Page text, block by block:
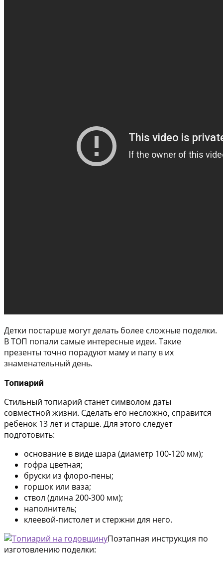
Детки постарше могут делать более сложные поделки.
В ТОП попали самые интересные идеи. Такие
презенты точно порадуют маму и папу в их
знаменательный день.
Топиарий
Стильный топиарий станет символом даты
совместной жизни. Сделать его несложно, справится
ребенок 13 лет и старше. Для этого следует
подготовить:
основание в виде шара (диаметр 100-120 мм);
гофра цветная;
бруски из флоро-пены;
горшок или ваза;
ствол (длина 200-300 мм);
наполнитель;
клеевой-пистолет и стержни для него.
Поэтапная инструкция по
изготовлению поделки: